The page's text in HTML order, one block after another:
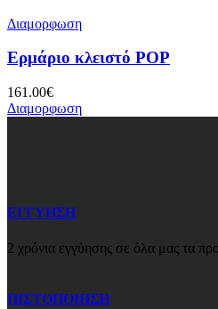
Διαμορφωση
Ερμάριο κλειστό POP
161.00€
Διαμορφωση
ΕΓΓΥΗΣΗ
2 χρόνια εγγύησης σε όλα μας τα
ΠΙΣΤΟΠΟΙΗΣΗ